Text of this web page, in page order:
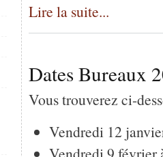
Lire la suite...
Dates Bureaux
Vous trouverez ci-
Vendredi 12
Vendredi 9 février